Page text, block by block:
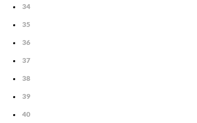
34
35
36
37
38
39
40